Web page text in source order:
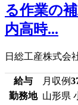
る作業の
内高時...
日総工産株式会
給与 月収例
勤務地 山形県